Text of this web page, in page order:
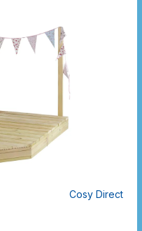
Cosy Direct